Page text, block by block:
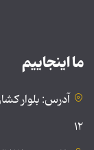
ما اینجاییم
آدرس: بلوار
۱۲